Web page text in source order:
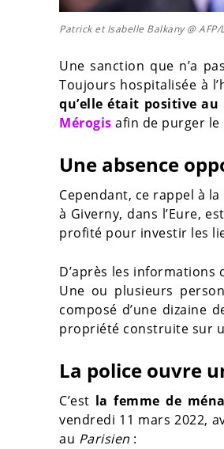
Patrick et Isabelle Balkany @
Une sanction que n’a
Toujours hospitalisée à
qu’elle était positive au
Mérogis afin de purger le
Une absence
Cependant, ce rappel à
à Giverny, dans l’Eure,
profité pour investir les
D’après les informations
Une ou plusieurs
composé d’une dizaine
propriété construite sur
La police ouvre
C’est la femme de
vendredi 11 mars 2022,
au Parisien :